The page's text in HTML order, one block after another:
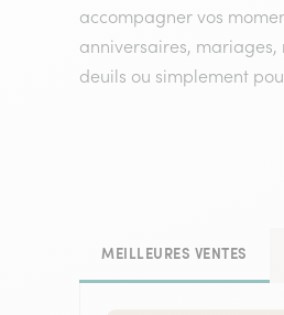
accompagner vos
anniversaires, mariages,
deuils ou simplement
MEILLEURES VENTES